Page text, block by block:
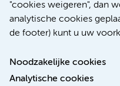
"cookies weigeren", dan
analytische cookies
de footer) kunt u uw
Noodzakelijke cookies
Analytische cookies
Verwijzen &
Toegankelijkheidsverklaring